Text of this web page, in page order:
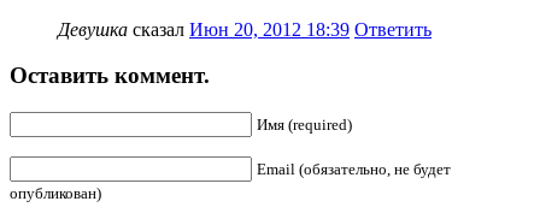
Девушка сказал Июн 20, 2012 18:39 Ответить
Оставить коммент.
Имя (required)
Email (обязательно, не будет
опубликован)